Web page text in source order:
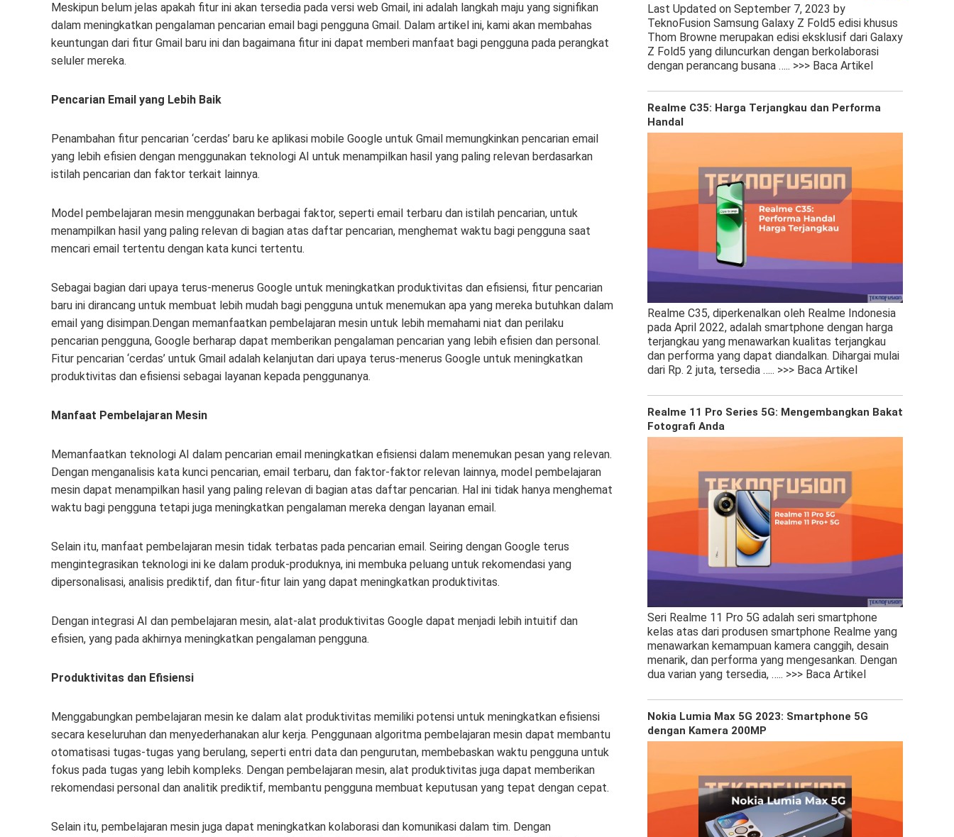
Meskipun belum jelas apakah fitur ini akan tersedia pada versi web Gmail, ini adalah langkah maju yang signifikan
dalam meningkatkan pengalaman pencarian email bagi pengguna Gmail. Dalam artikel ini, kami akan membahas
keuntungan dari fitur Gmail baru ini dan bagaimana fitur ini dapat memberi manfaat bagi pengguna pada perangkat
seluler mereka.
Pencarian Email yang Lebih Baik
Penambahan fitur pencarian ‘cerdas’ baru ke aplikasi mobile Google untuk Gmail memungkinkan pencarian email
yang lebih efisien dengan menggunakan teknologi AI untuk menampilkan hasil yang paling relevan berdasarkan
istilah pencarian dan faktor terkait lainnya.
Model pembelajaran mesin menggunakan berbagai faktor, seperti email terbaru dan istilah pencarian, untuk
menampilkan hasil yang paling relevan di bagian atas daftar pencarian, menghemat waktu bagi pengguna saat
mencari email tertentu dengan kata kunci tertentu.
Sebagai bagian dari upaya terus-menerus Google untuk meningkatkan produktivitas dan efisiensi, fitur pencarian
baru ini dirancang untuk membuat lebih mudah bagi pengguna untuk menemukan apa yang mereka butuhkan dalam
email yang disimpan.Dengan memanfaatkan pembelajaran mesin untuk lebih memahami niat dan perilaku
pencarian pengguna, Google berharap dapat memberikan pengalaman pencarian yang lebih efisien dan personal.
Fitur pencarian ‘cerdas’ untuk Gmail adalah kelanjutan dari upaya terus-menerus Google untuk meningkatkan
produktivitas dan efisiensi sebagai layanan kepada penggunanya.
Manfaat Pembelajaran Mesin
Memanfaatkan teknologi AI dalam pencarian email meningkatkan efisiensi dalam menemukan pesan yang relevan.
Dengan menganalisis kata kunci pencarian, email terbaru, dan faktor-faktor relevan lainnya, model pembelajaran
mesin dapat menampilkan hasil yang paling relevan di bagian atas daftar pencarian. Hal ini tidak hanya menghemat
waktu bagi pengguna tetapi juga meningkatkan pengalaman mereka dengan layanan email.
Selain itu, manfaat pembelajaran mesin tidak terbatas pada pencarian email. Seiring dengan Google terus
mengintegrasikan teknologi ini ke dalam produk-produknya, ini membuka peluang untuk rekomendasi yang
dipersonalisasi, analisis prediktif, dan fitur-fitur lain yang dapat meningkatkan produktivitas.
Dengan integrasi AI dan pembelajaran mesin, alat-alat produktivitas Google dapat menjadi lebih intuitif dan
efisien, yang pada akhirnya meningkatkan pengalaman pengguna.
Produktivitas dan Efisiensi
Menggabungkan pembelajaran mesin ke dalam alat produktivitas memiliki potensi untuk meningkatkan efisiensi
secara keseluruhan dan menyederhanakan alur kerja. Penggunaan algoritma pembelajaran mesin dapat membantu
otomatisasi tugas-tugas yang berulang, seperti entri data dan pengurutan, membebaskan waktu pengguna untuk
fokus pada tugas yang lebih kompleks. Dengan pembelajaran mesin, alat produktivitas juga dapat memberikan
rekomendasi personal dan analitik prediktif, membantu pengguna membuat keputusan yang tepat dengan cepat.
Selain itu, pembelajaran mesin juga dapat meningkatkan kolaborasi dan komunikasi dalam tim. Dengan
Last Updated on September 7, 2023 by
TeknoFusion Samsung Galaxy Z Fold5 edisi khusus
Thom Browne merupakan edisi eksklusif dari Galaxy
Z Fold5 yang diluncurkan dengan berkolaborasi
dengan perancang busana ….. >>> Baca Artikel
Realme C35: Harga Terjangkau dan Performa
Handal
Realme C35, diperkenalkan oleh Realme Indonesia
pada April 2022, adalah smartphone dengan harga
terjangkau yang menawarkan kualitas terjangkau
dan performa yang dapat diandalkan. Dihargai mulai
dari Rp. 2 juta, tersedia ….. >>> Baca Artikel
Realme 11 Pro Series 5G: Mengembangkan Bakat
Fotografi Anda
Seri Realme 11 Pro 5G adalah seri smartphone
kelas atas dari produsen smartphone Realme yang
menawarkan kemampuan kamera canggih, desain
menarik, dan performa yang mengesankan. Dengan
dua varian yang tersedia, ….. >>> Baca Artikel
Nokia Lumia Max 5G 2023: Smartphone 5G
dengan Kamera 200MP